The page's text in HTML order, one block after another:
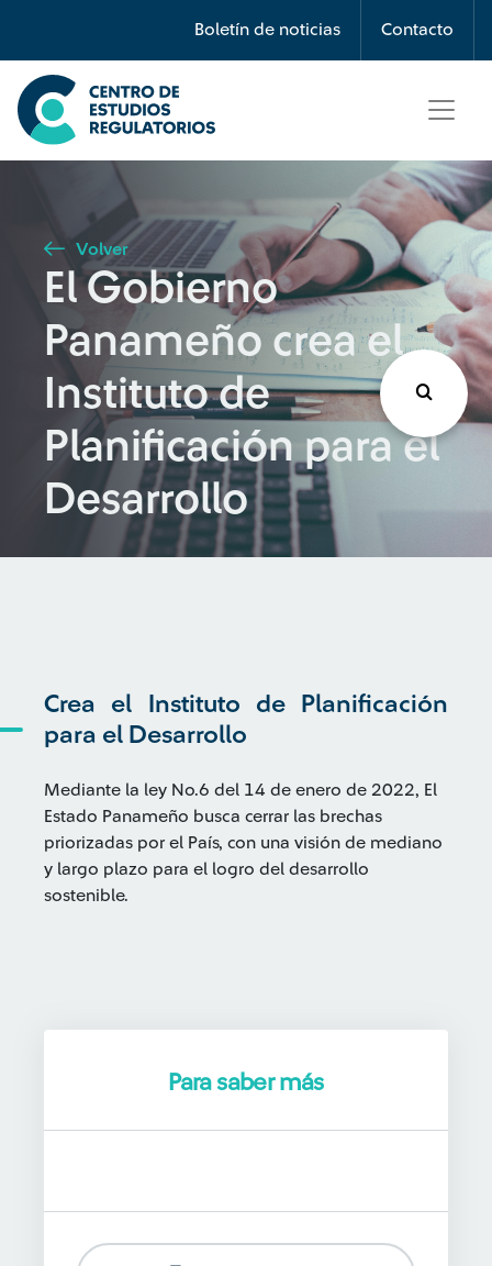
Boletín de noticias Contacto
Búsqueda
Seleccione país
Tipo de artículo
Buscar
Volver
El Gobierno
Panameño crea el
Instituto de
Planificación para el
Desarrollo
Crea el Instituto de Planificación
para el Desarrollo
Mediante la ley No.6 del 14 de enero de 2022, El
Estado Panameño busca cerrar las brechas
priorizadas por el País, con una visión de mediano
y largo plazo para el logro del desarrollo
sostenible.
Para saber más